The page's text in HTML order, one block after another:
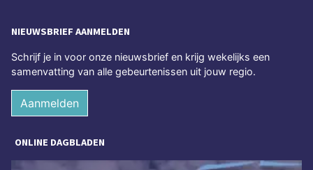
NIEUWSBRIEF AANMELDEN
Schrijf je in voor onze nieuwsbrief en krijg wekelijks een
samenvatting van alle gebeurtenissen uit jouw regio.
Aanmelden
ONLINE DAGBLADEN